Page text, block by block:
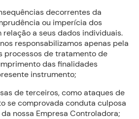
decorrentes da
ou imperícia dos
relação a seus dados individuais.
responsabilizamos apenas pela
processos de tratamento de
das finalidades
instrumento;
de terceiros, como ataques de
se comprovada conduta culposa
nossa Empresa Controladora;